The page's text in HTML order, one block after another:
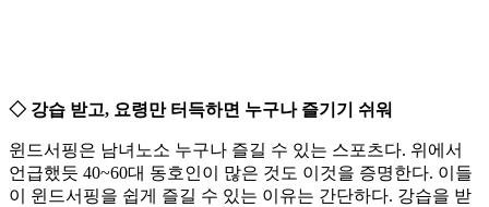
◇ 강습 받고, 요령만 터득하면 누구나 즐기기 쉬워
윈드서핑은 남녀노소 누구나 즐길 수 있는 스포츠다. 위에서
언급했듯 40~60대 동호인이 많은 것도 이것을 증명한다. 이들
이 윈드서핑을 쉽게 즐길 수 있는 이유는 간단하다. 강습을 받